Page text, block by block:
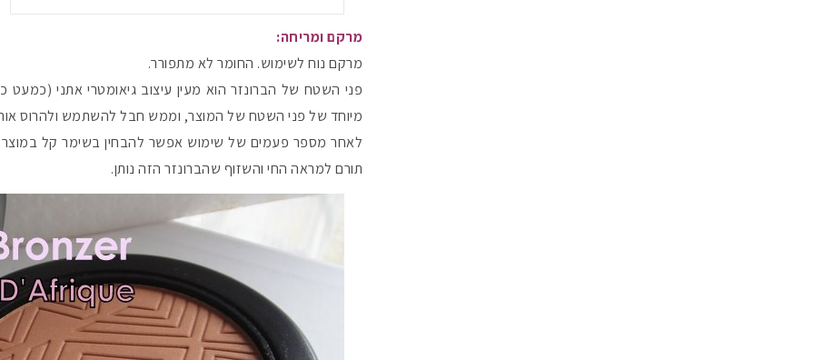
מרקם ומריחה:
מרקם נוח לשימוש. החומר לא מתפורר.
פני השטח של הברונזר הוא מעין עיצוב גיאומטרי אתני
מיוחד של פני השטח של המוצר, וממש חבל להשתמש ולהרוס
לאחר מספר פעמים של שימוש אפשר להבחין בשימר קל במוצר,
תורם למראה החי והשזוף שהברונזר הזה נותן.